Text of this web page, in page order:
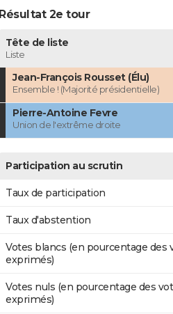
Résultat 2e tour
Tête de liste
Liste
Jean-François Rousset (Élu)
Ensemble ! (Majorité présidentielle)
Pierre-Antoine Fevre
Union de l'extrême droite
Participation au scrutin
Taux de participation
Taux d'abstention
Votes blancs (en pourcentage des
exprimés)
Votes nuls (en pourcentage des
exprimés)